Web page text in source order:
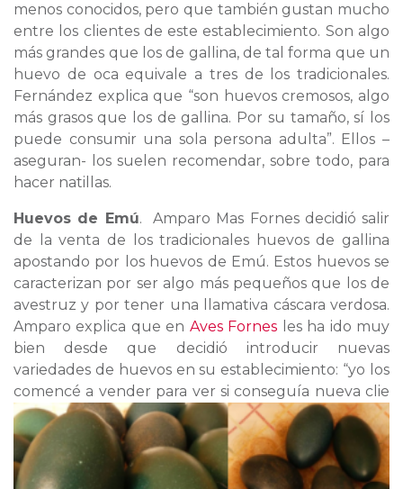
menos conocidos, pero que también gustan mucho
entre los clientes de este establecimiento. Son algo
más grandes que los de gallina, de tal forma que un
huevo de oca equivale a tres de los tradicionales.
Fernández explica que “son huevos cremosos, algo
más grasos que los de gallina. Por su tamaño, sí los
puede consumir una sola persona adulta”. Ellos –
aseguran- los suelen recomendar, sobre todo, para
hacer natillas.
Huevos de Emú. Amparo Mas Fornes decidió salir
de la venta de los tradicionales huevos de gallina
apostando por los huevos de Emú. Estos huevos se
caracterizan por ser algo más pequeños que los de
avestruz y por tener una llamativa cáscara verdosa.
Amparo explica que en Aves Fornes les ha ido muy
bien desde que decidió introducir nuevas
variedades de huevos en su establecimiento: “yo los
comencé a vender para ver si conseguía nueva clie